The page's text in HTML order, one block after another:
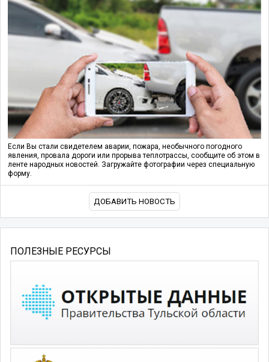
Если Вы стали свидетелем аварии, пожара, необычного погодного
явления, провала дороги или прорыва теплотрассы, сообщите об этом в
ленте народных новостей. Загружайте фотографии через специальную
форму.
ДОБАВИТЬ НОВОСТЬ
ПОЛЕЗНЫЕ РЕСУРСЫ